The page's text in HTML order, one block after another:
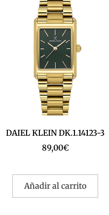
DAIEL KLEIN DK.1.14123-3
89,00€
Añadir al carrito